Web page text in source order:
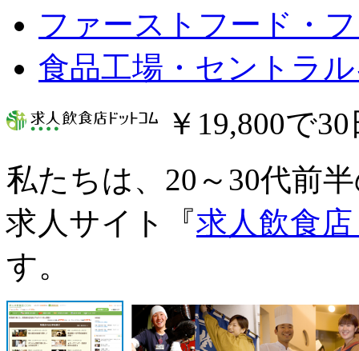
ファーストフード・
食品工場・セントラ
￥19,800で
私たちは、20～30代前
求人サイト『求人飲食
す。